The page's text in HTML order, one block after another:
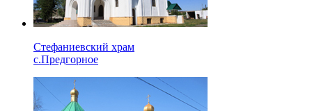
Стефаниевский храм
с.Предгорное